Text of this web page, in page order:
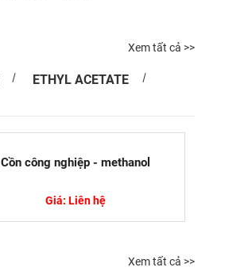
ETHYL ACETATE
Xem tất cả >>
Cồn công nghiệp - methanol
Giá: Liên hệ
Xem tất cả >>